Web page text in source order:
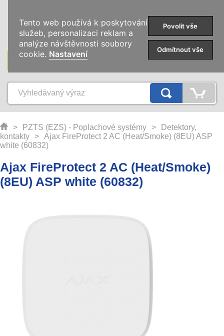
KATEGORIE
> PZTS (EZS) - Poplachové systémy >
Detektory,
kontakty
> Ajax FireProtect 2 AC (Heat/Smoke) (8EU) ASP
white (60832)
Ajax FireProtect 2 AC (Heat/Smoke)
(8EU) ASP white (60832)
Tento web používá k poskytování
služeb, personalizaci reklam a
analýze návštěvnosti soubory
cookie. Nastavení
Povolit vše
Odmítnout vše